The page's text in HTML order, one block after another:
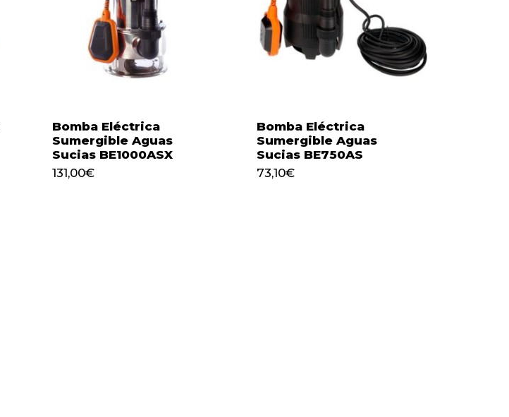
Bomba Eléctrica
Sumergible Aguas
Sucias BE1000ASX
131,00€
131,00€
Bomba Eléctrica
Sumergible Aguas
Sucias BE750AS
73,10€
73,10€